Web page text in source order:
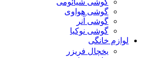
گوشی شیائومی
گوشی هواوی
گوشی آنر
گوشی نوکیا
لوازم خانگی
یخچال فریزر